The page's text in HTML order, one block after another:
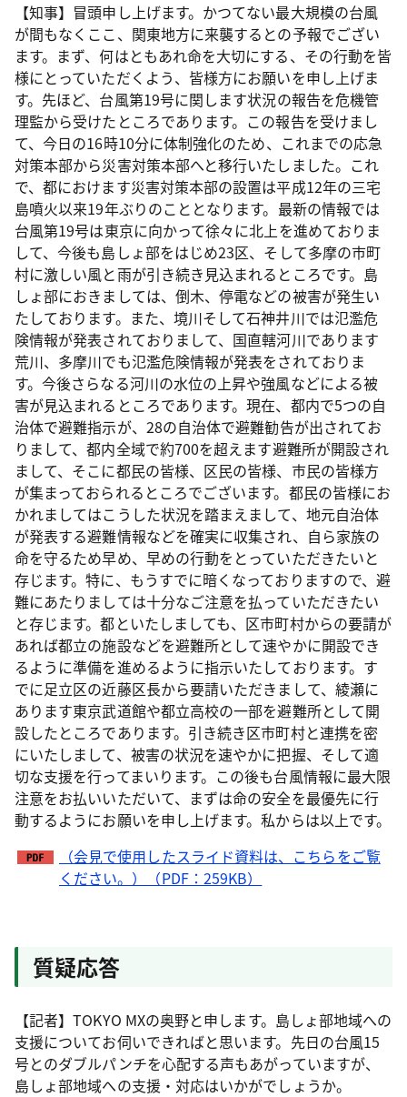
【知事】冒頭申し上げます。かつてない最大規模の台風
が間もなくここ、関東地方に来襲するとの予報でござい
ます。まず、何はともあれ命を大切にする、その行動を皆
様にとっていただくよう、皆様方にお願いを申し上げま
す。先ほど、台風第19号に関します状況の報告を危機管
理監から受けたところであります。この報告を受けまし
て、今日の16時10分に体制強化のため、これまでの応急
対策本部から災害対策本部へと移行いたしました。これ
で、都におけます災害対策本部の設置は平成12年の三宅
島噴火以来19年ぶりのこととなります。最新の情報では
台風第19号は東京に向かって徐々に北上を進めておりま
して、今後も島しょ部をはじめ23区、そして多摩の市町
村に激しい風と雨が引き続き見込まれるところです。島
しょ部におきましては、倒木、停電などの被害が発生い
たしております。また、境川そして石神井川では氾濫危
険情報が発表されておりまして、国直轄河川であります
荒川、多摩川でも氾濫危険情報が発表をされておりま
す。今後さらなる河川の水位の上昇や強風などによる被
害が見込まれるところであります。現在、都内で5つの自
治体で避難指示が、28の自治体で避難勧告が出されてお
りまして、都内全域で約700を超えます避難所が開設され
まして、そこに都民の皆様、区民の皆様、市民の皆様方
が集まっておられるところでございます。都民の皆様にお
かれましてはこうした状況を踏まえまして、地元自治体
が発表する避難情報などを確実に収集され、自ら家族の
命を守るため早め、早めの行動をとっていただきたいと
存じます。特に、もうすでに暗くなっておりますので、避
難にあたりましては十分なご注意を払っていただきたい
と存じます。都といたしましても、区市町村からの要請が
あれば都立の施設などを避難所として速やかに開設でき
るように準備を進めるように指示いたしております。す
でに足立区の近藤区長から要請いただきまして、綾瀬に
あります東京武道館や都立高校の一部を避難所として開
設したところであります。引き続き区市町村と連携を密
にいたしまして、被害の状況を速やかに把握、そして適
切な支援を行ってまいります。この後も台風情報に最大限
注意をお払いいただいて、まずは命の安全を最優先に行
動するようにお願いを申し上げます。私からは以上です。
（会見で使用したスライド資料は、こちらをご覧
ください。）（PDF：259KB）
質疑応答
【記者】TOKYO MXの奥野と申します。島しょ部地域への
支援についてお伺いできればと思います。先日の台風15
号とのダブルパンチを心配する声もあがっていますが、
島しょ部地域への支援・対応はいかがでしょうか。